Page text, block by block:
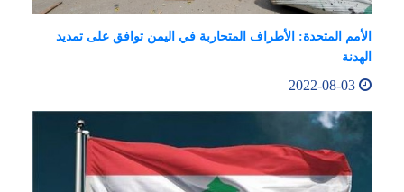
الأمم المتحدة: الأطراف المتحاربة في اليمن توافق على تمديد
الهدنة